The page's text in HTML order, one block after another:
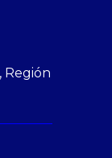
Región